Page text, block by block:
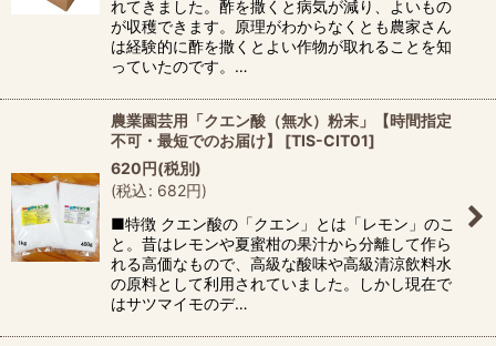
れてきました。酢を撒くと病気が減り、よいもの
が収穫できます。原理がわからなくとも農家さん
は経験的に酢を撒くとよい作物が取れることを知
っていたのです。…
農業園芸用「クエン酸（無水）粉末」【時間指定
不可・最短でのお届け】
[TIS-CIT01]
620円(税別)
(税込: 682円)
■特徴 クエン酸の「クエン」とは「レモン」のこ
と。昔はレモンや夏蜜柑の果汁から分離して作ら
れる高価なもので、高級な酸味や高級清涼飲料水
の原料として利用されていました。しかし現在で
はサツマイモのデ…